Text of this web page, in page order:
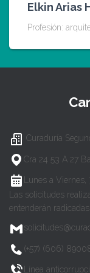
Elkin Arias
Profesión:
Curaduría
Cra 24 53 A 27
Lunes a
Las solicitudes
entenderán
(+57) (606)
Línea